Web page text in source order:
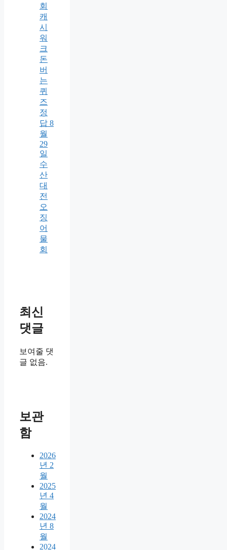
회
캐
시
워
크
돈
버
는
퀴
즈
정
답 8
월
29
일
수
산
대
전
오
징
어
물
회
최신
댓글
보여줄 댓
글 없음.
보관
함
2026
년 2
월
2025
년 4
월
2024
년 8
월
2024